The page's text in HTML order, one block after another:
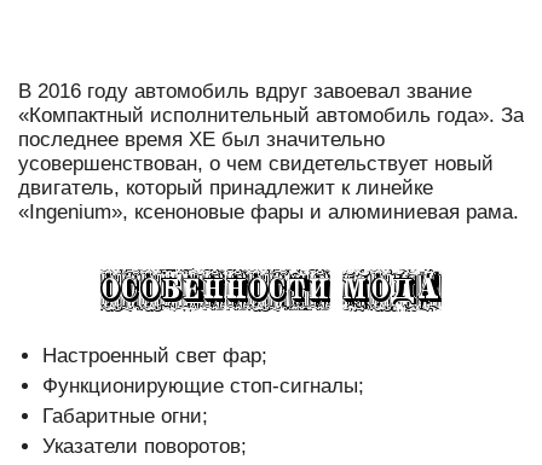
В 2016 году автомобиль вдруг завоевал звание
«Компактный исполнительный автомобиль года». За
последнее время ХЕ был значительно
усовершенствован, о чем свидетельствует новый
двигатель, который принадлежит к линейке
«Ingenium», ксеноновые фары и алюминиевая рама.
Настроенный свет фар;
Функционирующие стоп-сигналы;
Габаритные огни;
Указатели поворотов;